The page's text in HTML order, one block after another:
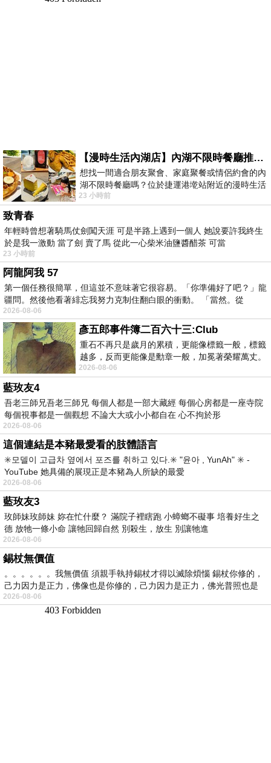
【漫時生活內湖店】內湖不限時餐廳推薦｜捷運港墘站美食，聚餐、約會、家庭聚會首選，正餐甜點一次滿足
想找一間適合朋友聚會、家庭聚餐或情侶約會的內
湖不限時餐廳嗎？位於捷運港墘站附近的漫時生活
內湖店，從捷運站步行約4分鐘即可抵
23 小時前
致青春
年輕時曾想著騎馬仗劍闖天涯 可是半路上遇到一個人 她說要許我終生
於是我一激動 當了劍 賣了馬 從此一心柴米油鹽醬醋茶 可當
23 小時前
阿龍阿我 57
第一個任務很簡單，但這並不意味著它很容易。「你準備好了吧？」龍
疆問。然後他看著緋忘我努力克制住翻白眼的衝動。 「當然。從
2026-08-06
彥五郎事件簿二百六十三:Club
重石不再只是歲月的累積，更能像標籤一般，標籤
越多，反而更能像是勳章一般，加冕著榮耀萬丈。
習慣一如縱容，成了再難輕輕放下的罪證
2026-08-06
藍玫友4
吾老三師兄吾老三師兄 每個人都是一部大藏經 每個心房都是一座寺院
每個視事都是一個觀想 不論大大或小小都自在 心不拘於形
2026-08-06
這個連結是本豬最愛看的肢體語言
✳️모델이 고급차 옆에서 포즈를 취하고 있다.✳️ "윤아 , YunAh" ✳️ -
YouTube 她具備的展現正是本豬為人所缺的最愛
2026-08-06
藍玫友3
玫師妹玫師妹 妳在忙什麼？ 滿院子裡瞎跑 小蟑螂不礙事 培養好生之
德 放牠一條小命 讓牠回歸自然 別殺生，放生 別讓牠進
2026-08-06
錫杖無價值
。。。。。。我無價值 須親手執持錫杖才得以滅除煩惱 錫杖你修的，
己力因力是正力，佛像也是你修的，己力因力是正力，佛光普照也是
2026-08-06